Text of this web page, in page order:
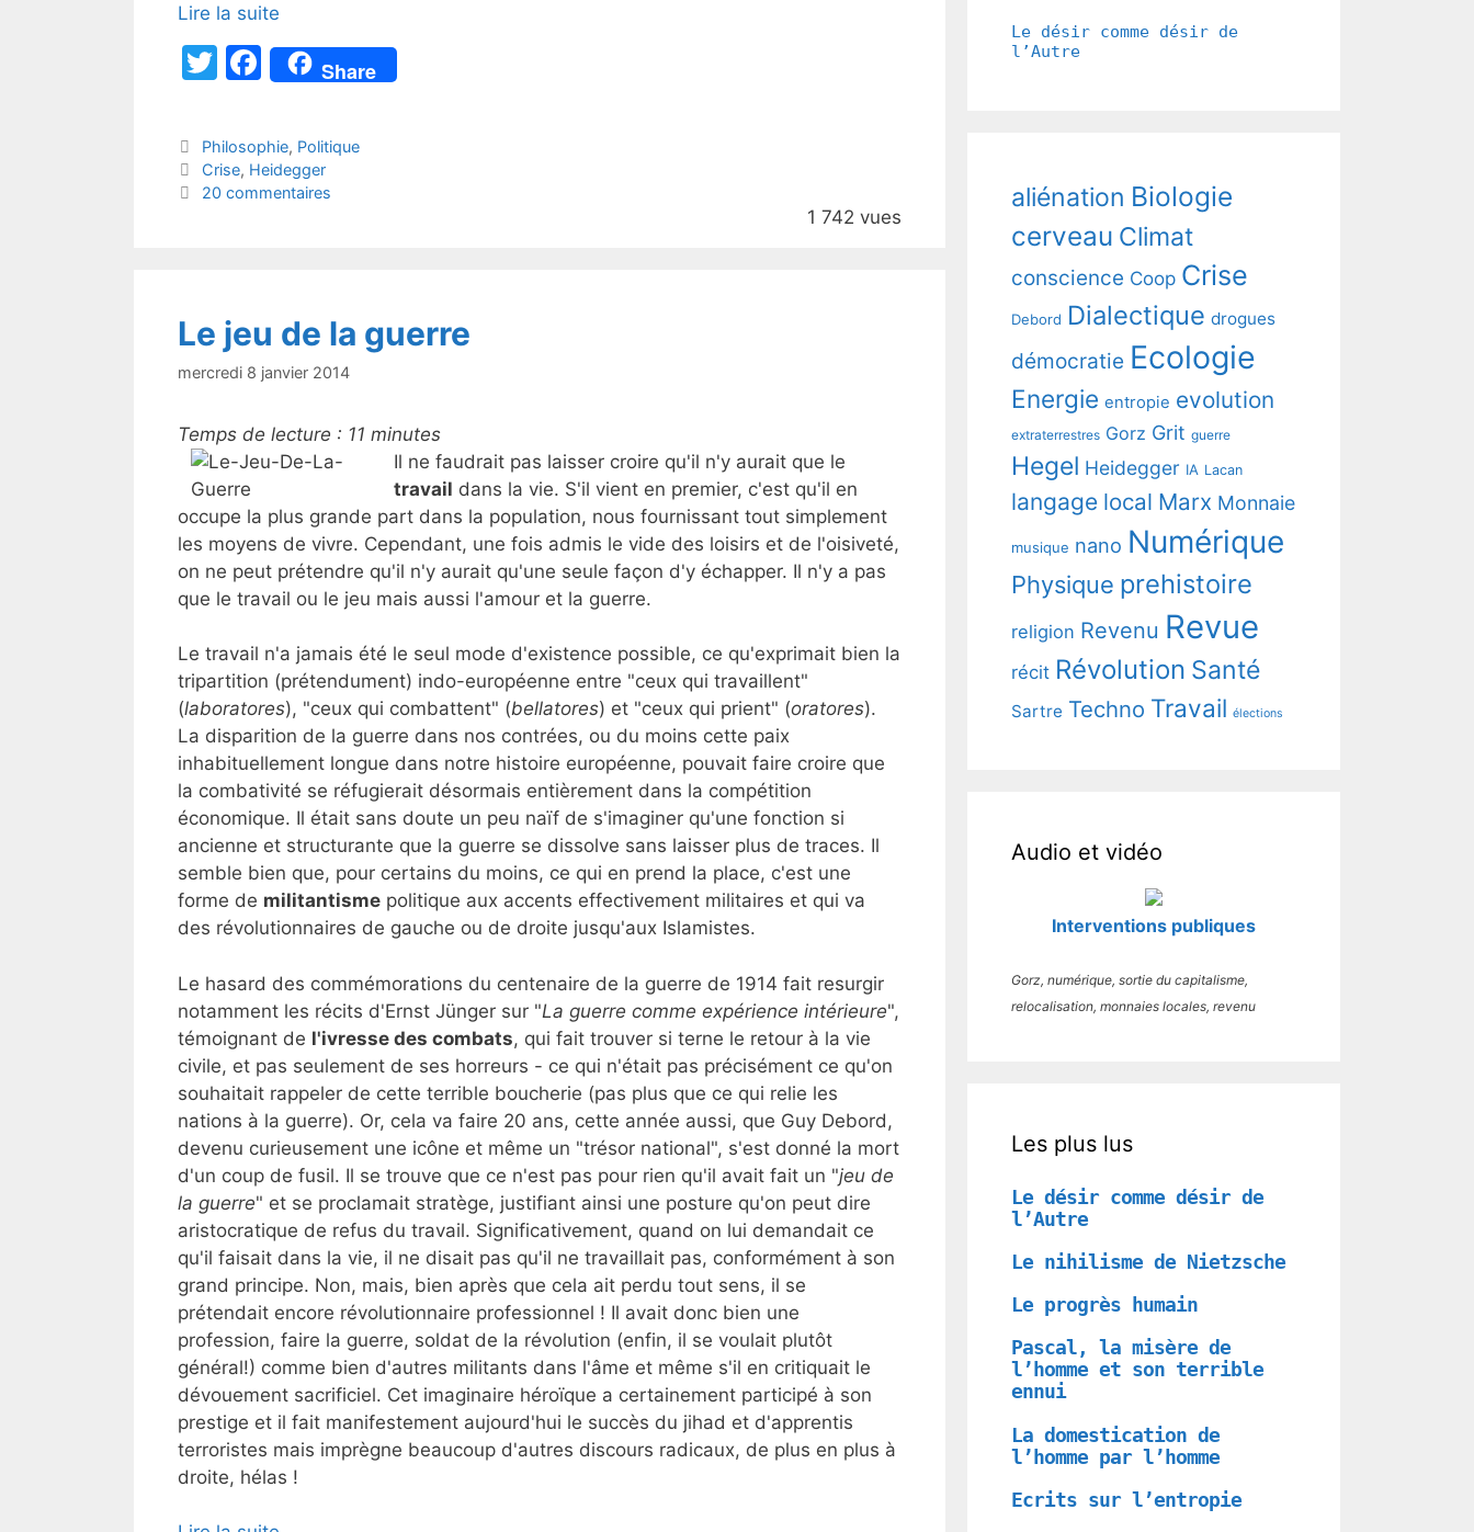
Lire la suite
T
itt
er
F
a
c
e
b
Share
Catégories
Philosophie, Politique
Étiquettes
Crise, Heidegger
20 commentaires
1 742 vues
Le jeu de la guerre
mercredi 8 janvier 2014
Temps de lecture : 11 minutes
Il ne faudrait pas laisser croire qu'il n'y aurait que le
travail dans la vie. S'il vient en premier, c'est qu'il en
occupe la plus grande part dans la population, nous fournissant tout simplement
les moyens de vivre. Cependant, une fois admis le vide des loisirs et de l'oisiveté,
on ne peut prétendre qu'il n'y aurait qu'une seule façon d'y échapper. Il n'y a pas
que le travail ou le jeu mais aussi l'amour et la guerre.
Le travail n'a jamais été le seul mode d'existence possible, ce qu'exprimait bien la
tripartition (prétendument) indo-européenne entre "ceux qui travaillent"
(laboratores), "ceux qui combattent" (bellatores) et "ceux qui prient" (oratores).
La disparition de la guerre dans nos contrées, ou du moins cette paix
inhabituellement longue dans notre histoire européenne, pouvait faire croire que
la combativité se réfugierait désormais entièrement dans la compétition
économique. Il était sans doute un peu naïf de s'imaginer qu'une fonction si
ancienne et structurante que la guerre se dissolve sans laisser plus de traces. Il
semble bien que, pour certains du moins, ce qui en prend la place, c'est une
forme de militantisme politique aux accents effectivement militaires et qui va
des révolutionnaires de gauche ou de droite jusqu'aux Islamistes.
Le hasard des commémorations du centenaire de la guerre de 1914 fait resurgir
notamment les récits d'Ernst Jünger sur "La guerre comme expérience intérieure",
témoignant de l'ivresse des combats, qui fait trouver si terne le retour à la vie
civile, et pas seulement de ses horreurs - ce qui n'était pas précisément ce qu'on
souhaitait rappeler de cette terrible boucherie (pas plus que ce qui relie les
nations à la guerre). Or, cela va faire 20 ans, cette année aussi, que Guy Debord,
devenu curieusement une icône et même un "trésor national", s'est donné la mort
d'un coup de fusil. Il se trouve que ce n'est pas pour rien qu'il avait fait un "jeu de
la guerre" et se proclamait stratège, justifiant ainsi une posture qu'on peut dire
aristocratique de refus du travail. Significativement, quand on lui demandait ce
qu'il faisait dans la vie, il ne disait pas qu'il ne travaillait pas, conformément à son
grand principe. Non, mais, bien après que cela ait perdu tout sens, il se
prétendait encore révolutionnaire professionnel ! Il avait donc bien une
profession, faire la guerre, soldat de la révolution (enfin, il se voulait plutôt
général!) comme bien d'autres militants dans l'âme et même s'il en critiquait le
dévouement sacrificiel. Cet imaginaire héroïque a certainement participé à son
prestige et il fait manifestement aujourd'hui le succès du jihad et d'apprentis
terroristes mais imprègne beaucoup d'autres discours radicaux, de plus en plus à
droite, hélas !
Le désir comme désir de
l’Autre
aliénation Biologie
cerveau Climat
conscience Coop Crise
Debord Dialectique drogues
démocratie Ecologie
Energie entropie evolution
extraterrestres Gorz Grit guerre
Hegel Heidegger IA Lacan
langage local Marx Monnaie
musique nano Numérique
Physique prehistoire
religion Revenu Revue
récit Révolution Santé
Sartre Techno Travail élections
Audio et vidéo
Interventions publiques
Gorz, numérique, sortie du capitalisme,
relocalisation, monnaies locales, revenu
Les plus lus
Le désir comme désir de
l’Autre
Le nihilisme de Nietzsche
Le progrès humain
Pascal, la misère de
l’homme et son terrible
ennui
La domestication de
l’homme par l’homme
Ecrits sur l’entropie